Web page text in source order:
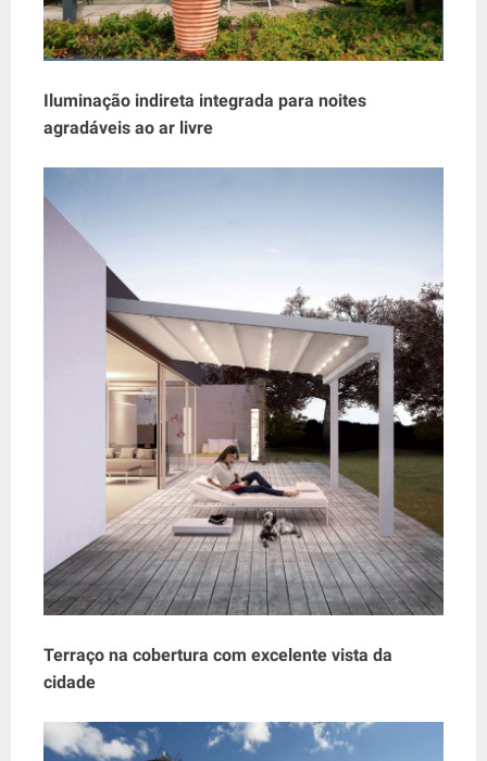
Iluminação indireta integrada para noites
agradáveis ​​ao ar livre
Terraço na cobertura com excelente vista da
cidade